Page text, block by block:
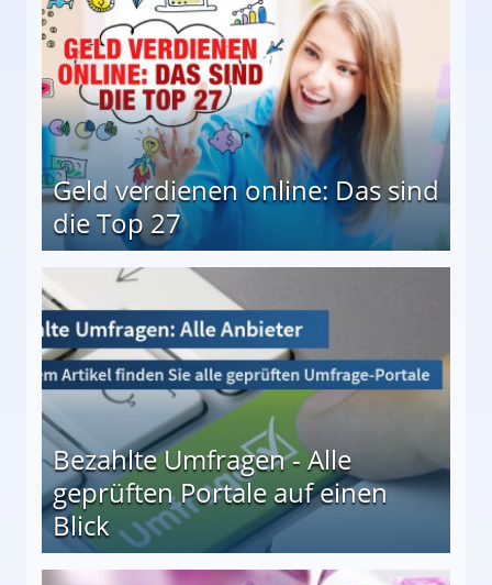
Geld verdienen online: Das sind
die Top 27
Bezahlte Umfragen - Alle
geprüften Portale auf einen
Blick
auf einen Blick